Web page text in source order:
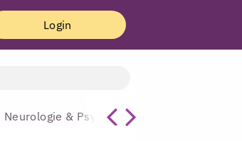
Login
Neurologie & Psychiatrie